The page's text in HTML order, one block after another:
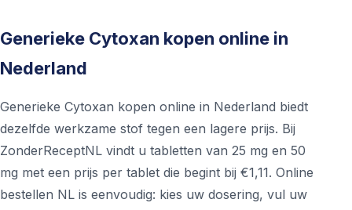
Generieke Cytoxan kopen online in
Nederland
Generieke Cytoxan kopen online in Nederland biedt
dezelfde werkzame stof tegen een lagere prijs. Bij
ZonderReceptNL vindt u tabletten van 25 mg en 50
mg met een prijs per tablet die begint bij €1,11. Online
bestellen NL is eenvoudig: kies uw dosering, vul uw